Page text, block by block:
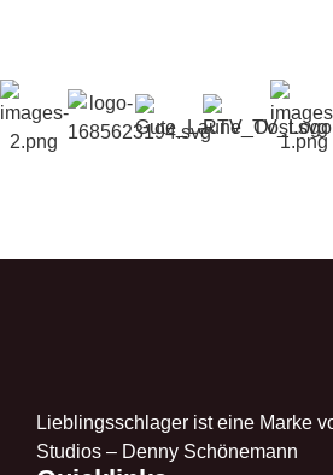
Lieblingsschlager ist eine Marke
Studios – Denny Schönemann